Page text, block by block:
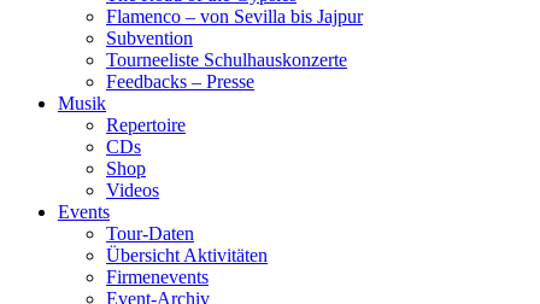
Flamenco – von Sevilla bis Jajpur
Subvention
Tourneeliste Schulhauskonzerte
Feedbacks – Presse
Musik
Repertoire
CDs
Shop
Videos
Events
Tour-Daten
Übersicht Aktivitäten
Firmenevents
Event-Archiv